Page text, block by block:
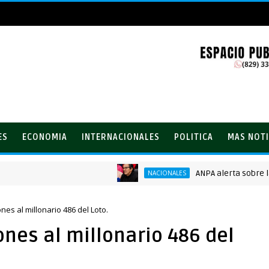
ECONOMIA INTERNACIONALES POLITICA MAS
NACIONALES ANPA alerta sobre la
al millonario 486 del Loto.
al millonario 486 del